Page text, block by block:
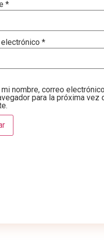
*
electrónico*
mi nombre, correo
para la próxima vez